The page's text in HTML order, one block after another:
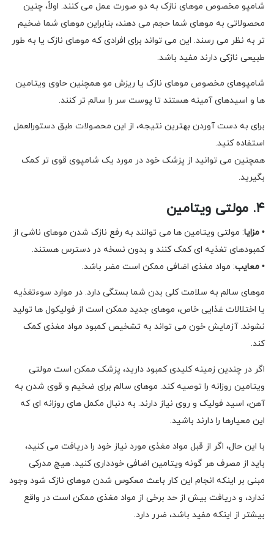
شامپو مخصوص موهای نازک به دو صورت عمل می کنند. اولاً، چنین
محصولاتی به موهای شما حجم می دهند، بنابراین موهای شما ضخیم
تر به نظر می رسند. این می تواند برای افرادی که موهای نازک یا به طور
طبیعی نازکی دارند مفید باشد.
شامپوهای مخصوص موهای نازک یا ریزش مو همچنین حاوی ویتامین
ها و اسیدهای آمینه هستند تا پوست سر را سالم تر کنند.
برای به دست آوردن بهترین نتیجه، از این محصولات طبق دستورالعمل
استفاده کنید.
همچنین می توانید از پزشک خود در مورد یک شامپوی قوی تر کمک
بگیرید.
۴. مولتی ویتامین
• مزایا: مولتی ویتامین ها می توانند به رفع نازک شدن موهای ناشی از
کمبودهای تغذیه ای کمک کنند و بدون نسخه در دسترس هستند.
• معایب: مواد مغذی اضافی ممکن است مضر باشد.
موهای سالم به سلامت کلی بدن شما بستگی دارد. در موارد سوءتغذیه
یا اختلالات غذایی خاص، موهای جدید ممکن است از فولیکول ها تولید
نشوند. آزمایش خون می تواند به تشخیص کمبود مواد مغذی کمک
کند.
اگر در چندین زمینه کلیدی کمبود دارید، پزشک ممکن است مولتی
ویتامین روزانه را توصیه کند. موهای سالم برای ضخیم و قوی شدن به
آهن، اسید فولیک و روی نیاز دارند. به دنبال مکمل های روزانه ای که
این معیارها را دارند باشید.
با این حال، اگر از قبل مواد مغذی مورد نیاز خود را دریافت می کنید،
باید از مصرف هر گونه ویتامین اضافی خودداری کنید. هیچ مدرکی
مبنی بر اینکه انجام این کار باعث معکوس شدن موهای نازک شود وجود
ندارد، و دریافت بیش از حد برخی از مواد مغذی ممکن است در واقع
بیشتر از اینکه مفید باشد، ضرر دارد.